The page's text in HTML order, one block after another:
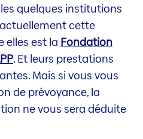
quelques institutions
cette
elles est la Fondation
. Et leurs prestations
Mais si vous vous
de prévoyance, la
ne vous sera déduite